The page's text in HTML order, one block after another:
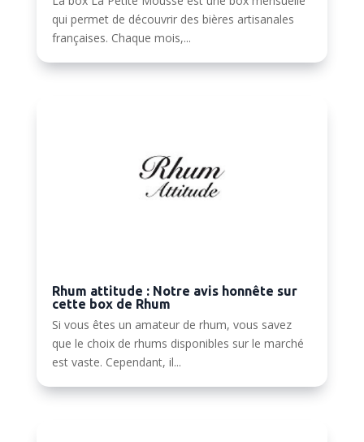
qui permet de découvrir des bières artisanales
françaises. Chaque mois,...
Rhum attitude : Notre avis honnête sur
cette box de Rhum
Si vous êtes un amateur de rhum, vous savez
que le choix de rhums disponibles sur le marché
est vaste. Cependant, il...